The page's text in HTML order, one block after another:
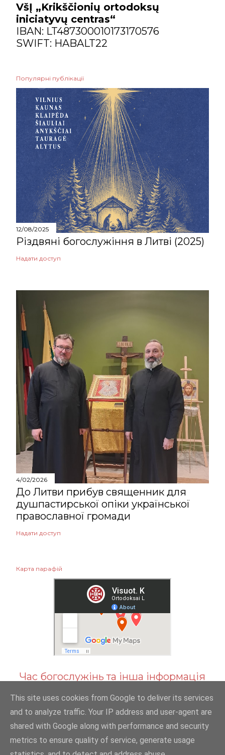
VšĮ „Krikščionių ortodoksų
iniciatyvų centras“
IBAN: LT487300010173170576
SWIFT: HABALT22
Популярні публікації
12/08/2025
Різдвяні богослужіння в Литві (2025)
Надати доступ
4/02/2026
До Литви прибув священник для
душпастирської опіки української
православної громади
Надати доступ
Карта парафій
Час богослужінь та інша інформація
На платформі Blogger
This site uses cookies from Google to deliver its services
and to analyze traffic. Your IP address and user-agent are
shared with Google along with performance and security
metrics to ensure quality of service, generate usage